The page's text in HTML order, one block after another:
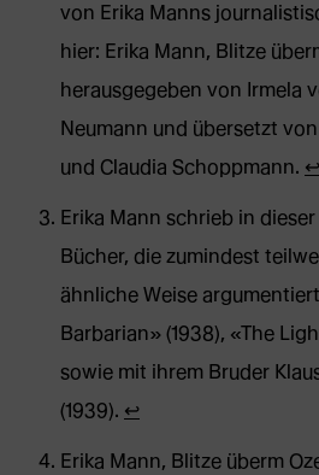
von Erika Manns
hier: Erika Mann, Blitze
herausgegeben von Irmela
Neumann und übersetzt
und Claudia Schoppmann. ↩︎
Erika Mann schrieb in
Bücher, die zumindest
ähnliche Weise
Barbarian» (1938), «The
sowie mit ihrem Bruder
(1939). ↩︎
Erika Mann, Blitze überm